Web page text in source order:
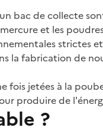
bac de collecte
et les
strictes
la fabrication de
jetées à la
produire de
?